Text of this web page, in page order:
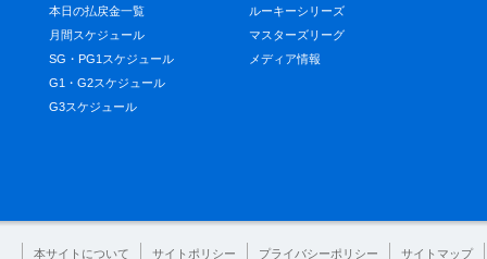
本日の払戻金一覧
月間スケジュール
SG・PG1スケジュール
G1・G2スケジュール
G3スケジュール
ルーキーシリーズ
マスターズリーグ
メディア情報
本サイトについて サイトポリシー プライバシーポリシー サイトマップ